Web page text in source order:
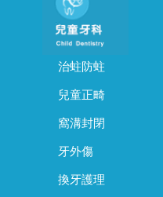
治蛀防蛀
兒童正畸
窩溝封閉
牙外傷
換牙護理